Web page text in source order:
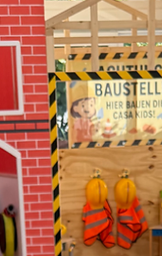
und das bedeutet: 👉🏼 Mehr Platz für Familien 👉🏼
Neue Sitzbereiche für Eltern 👉🏼 Zusätzliche
Zeitslots zum Spielen, Toben und Genießen
Während die Kids ausgelassen spielen, können
Mama & Papa jetzt ganz e